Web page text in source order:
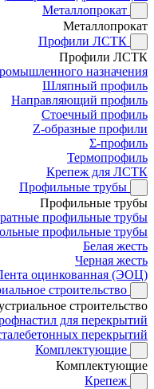
Металлопрокат
Металлопрокат
Профили ЛСТК
Профили ЛСТК
назначения
Шляпный профиль
Направляющий профиль
Стоечный профиль
Z-образные профили
Σ-профиль
Термопрофиль
Крепеж для ЛСТК
Профильные трубы
Профильные трубы
профильные трубы
профильные трубы
Белая жесть
Черная жесть
оцинкованная (ЭОЦ)
строительство
строительство
для перекрытий
перекрытий
Комплектующие
Комплектующие
Крепеж